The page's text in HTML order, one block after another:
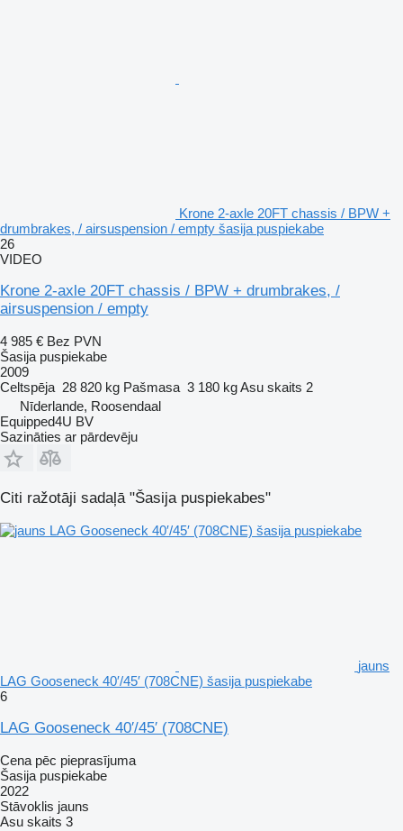
Krone 2-axle 20FT chassis / BPW +
drumbrakes, / airsuspension / empty šasija puspiekabe
26
VIDEO
Krone 2-axle 20FT chassis / BPW + drumbrakes, /
airsuspension / empty
4 985 € Bez PVN
Šasija puspiekabe
2009
Celtspēja 28 820 kg Pašmasa 3 180 kgAsu skaits 2
Nīderlande, Roosendaal
Equipped4U BV
Sazināties ar pārdevēju
Citi ražotāji sadaļā "Šasija puspiekabes"
jauns
LAG Gooseneck 40′/45′ (708CNE) šasija puspiekabe
6
LAG Gooseneck 40′/45′ (708CNE)
Cena pēc pieprasījuma
Šasija puspiekabe
2022
Stāvoklis jauns
Asu skaits 3